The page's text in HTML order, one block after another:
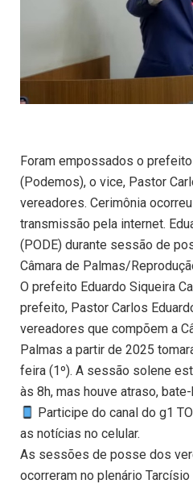
Foram empossados o
(Podemos), o vice, Pastor
vereadores. Cerimônia
transmissão pela internet.
(PODE) durante sessão de
Câmara de Palmas/
O prefeito Eduardo Siqueira
prefeito, Pastor Carlos
vereadores que compõem a
Palmas a partir de 2025
feira (1º). A sessão solene
às 8h, mas houve atraso,
Participe do canal do g1
as notícias no celular.
As sessões de posse dos
ocorreram no plenário